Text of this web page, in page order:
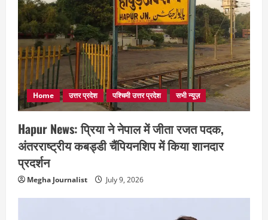
Home उत्तर प्रदेश पश्चिमी उत्तर प्रदेश सभी न्यूज़
Hapur News: प्रिया ने नेपाल में जीता रजत पदक,
अंतरराष्ट्रीय कबड्डी चैंपियनशिप में किया शानदार
प्रदर्शन
Megha Journalist July 9, 2026